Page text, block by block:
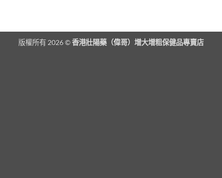
版權所有 2026 ©香港壯陽藥（偉哥）增大增粗保健品專賣店